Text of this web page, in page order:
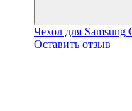
Чехол для Samsung
Оставить отзыв